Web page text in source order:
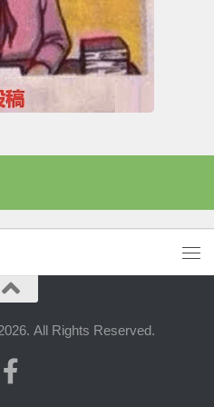
All Rights Reserved.